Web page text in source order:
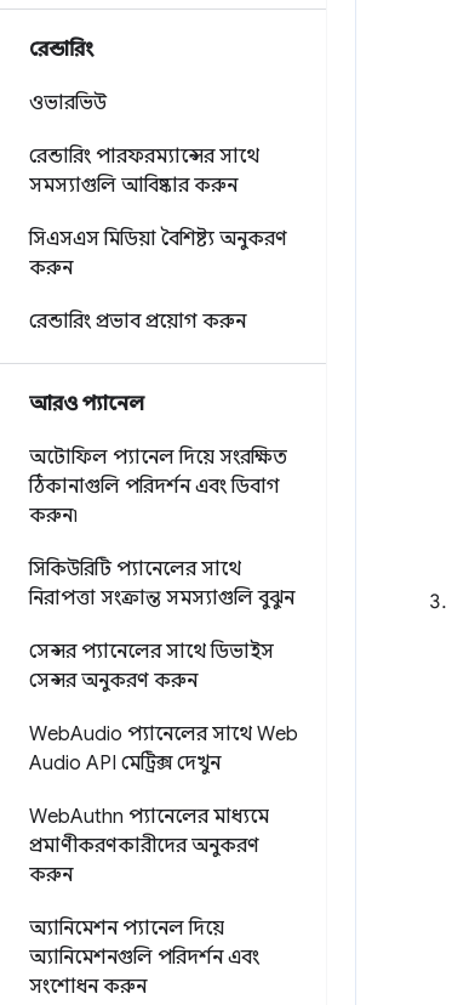
রেন্ডারিং
ওভারভিউ
রেন্ডারিং পারফরম্যান্সের সাথে
সমস্যাগুলি আবিষ্কার করুন
সিএসএস মিডিয়া বৈশিষ্ট্য অনুকরণ
করুন
রেন্ডারিং প্রভাব প্রয়োগ করুন
আরও প্যানেল
অটোফিল প্যানেল দিয়ে সংরক্ষিত
ঠিকানাগুলি পরিদর্শন এবং ডিবাগ
করুন৷
সিকিউরিটি প্যানেলের সাথে
নিরাপত্তা সংক্রান্ত সমস্যাগুলি বুঝুন
সেন্সর প্যানেলের সাথে ডিভাইস
সেন্সর অনুকরণ করুন
WebAudio প্যানেলের সাথে Web
Audio API মেট্রিক্স দেখুন
WebAuthn প্যানেলের মাধ্যমে
প্রমাণীকরণকারীদের অনুকরণ
করুন
অ্যানিমেশন প্যানেল দিয়ে
অ্যানিমেশনগুলি পরিদর্শন এবং
সংশোধন করুন